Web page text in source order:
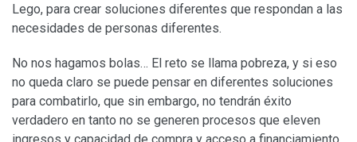
Lego, para crear soluciones diferentes que respondan a las
necesidades de personas diferentes.
No nos hagamos bolas… El reto se llama pobreza, y si eso
no queda claro se puede pensar en diferentes soluciones
para combatirlo, que sin embargo, no tendrán éxito
verdadero en tanto no se generen procesos que eleven